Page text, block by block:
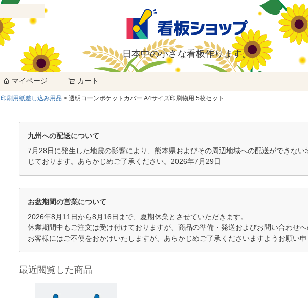
日本中の小さな看板作ります。
マイページ カート
印刷用紙差し込み用品 透明コーンポケットカバー A4サイズ印刷物用 5枚セット
九州への配送について
7月28日に発生した地震の影響により、熊本県およびその周辺地域への配送ができな
じております。あらかじめご了承ください。2026年7月29日
お盆期間の営業について
2026年8月11日から8月16日まで、夏期休業とさせていただきます。
休業期間中もご注文は受け付けておりますが、商品の準備・発送およびお問い合わせ
お客様にはご不便をおかけいたしますが、あらかじめご了承くださいますようお願い申
最近閲覧した商品